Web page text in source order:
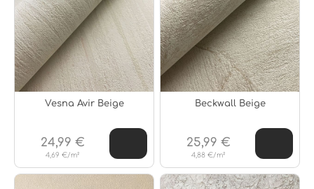
Vesna Avir Beige
4,69 €/m²
24,99 €
Beckwall Beige
4,88 €/m²
25,99 €